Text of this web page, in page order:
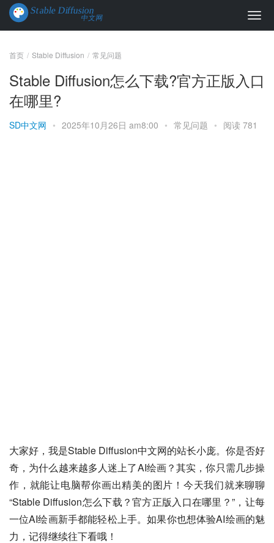
首页 Stable Diffusion 常见问题
Stable Diffusion怎么下载?官方正版入口
在哪里?
SD中文网 • 2025年10月26日 am8:00 • 常见问题 • 阅读 781
大家好，我是Stable Diffusion中文网的站长小庞。你是否好
奇，为什么越来越多人迷上了AI绘画？其实，你只需几步操
作，就能让电脑帮你画出精美的图片！今天我们就来聊聊
“Stable Diffusion怎么下载？官方正版入口在哪里？”，让每
一位AI绘画新手都能轻松上手。如果你也想体验AI绘画的魅
力，记得继续往下看哦！